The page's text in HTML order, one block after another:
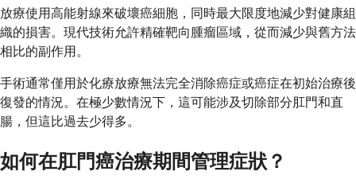
放療使用高能射線來破壞癌細胞，同時最大限度地減少對健康組
織的損害。現代技術允許精確靶向腫瘤區域，從而減少與舊方法
相比的副作用。
手術通常僅用於化療放療無法完全消除癌症或癌症在初始治療後
復發的情況。在極少數情況下，這可能涉及切除部分肛門和直
腸，但這比過去少得多。
如何在肛門癌治療期間管理症狀？